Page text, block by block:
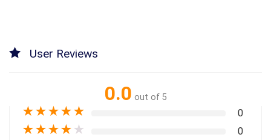
User Reviews
0.0 out of 5
★★★★★ 0
★★★★ ★ 0